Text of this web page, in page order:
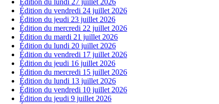
Édition du lundi 27 juillet 2026
Édition du vendredi 24 juillet 2026
Édition du jeudi 23 juillet 2026
Édition du mercredi 22 juillet 2026
Édition du mardi 21 juillet 2026
Édition du lundi 20 juillet 2026
Édition du vendredi 17 juillet 2026
Édition du jeudi 16 juillet 2026
Édition du mercredi 15 juillet 2026
Édition du lundi 13 juillet 2026
Édition du vendredi 10 juillet 2026
Édition du jeudi 9 juillet 2026